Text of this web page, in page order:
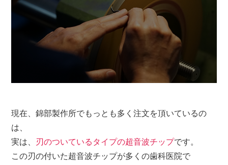
現在、錦部製作所でもっとも多く注文を頂いているの
は、
実は、 刃のついているタイプの超音波チップです。
この刃の付いた超音波チップが多くの歯科医院で